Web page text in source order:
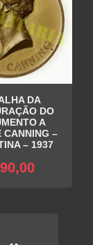
DA
DO
A
CANNING –
– 1937
90,00